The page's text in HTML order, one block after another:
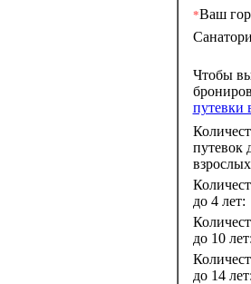
*Ваш
Чтобы
путевки
путевок
до 4 лет:
до 10
до 14